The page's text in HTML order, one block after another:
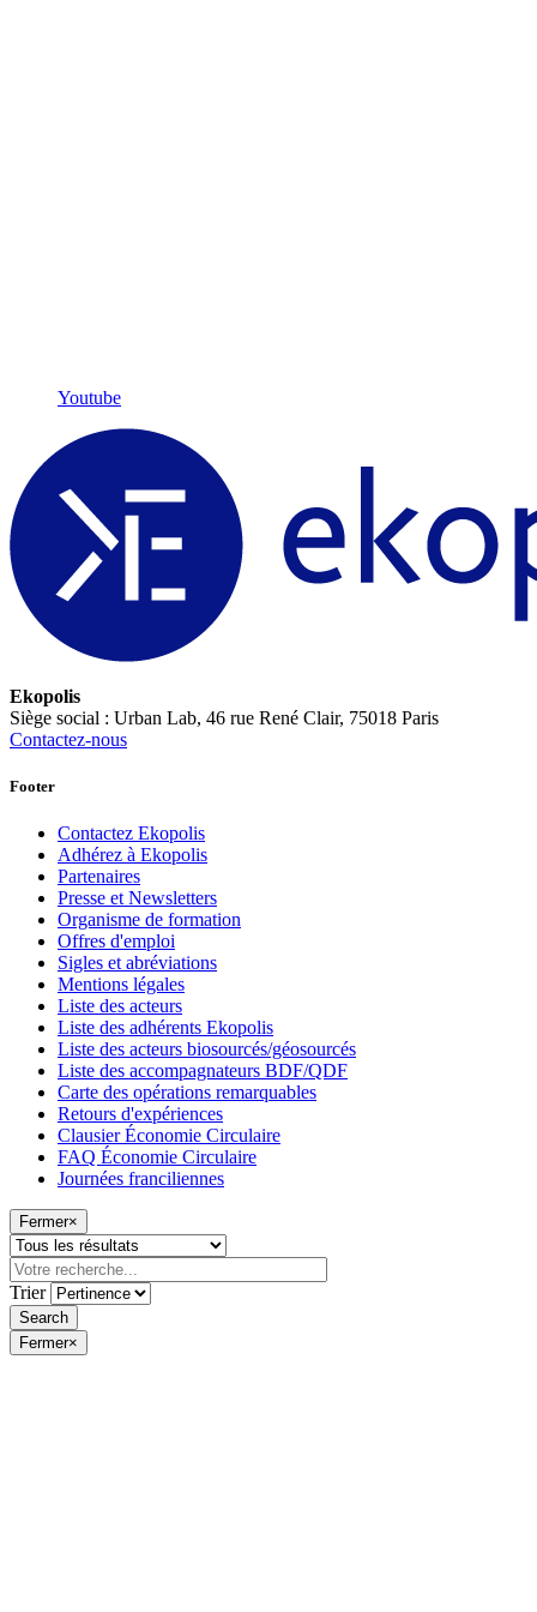
Youtube
Ekopolis
Siège social : Urban Lab, 46 rue René Clair, 75018 Paris
Contactez-nous
Footer
Contactez Ekopolis
Adhérez à Ekopolis
Partenaires
Presse et Newsletters
Organisme de formation
Offres d'emploi
Sigles et abréviations
Mentions légales
Liste des acteurs
Liste des adhérents Ekopolis
Liste des acteurs biosourcés/géosourcés
Liste des accompagnateurs BDF/QDF
Carte des opérations remarquables
Retours d'expériences
Clausier Économie Circulaire
FAQ Économie Circulaire
Journées franciliennes
Fermer×
Trier
Fermer×